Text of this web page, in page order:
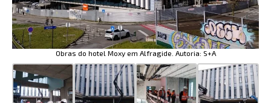
Obras do hotel Moxy em Alfragide. Autoria: S+A